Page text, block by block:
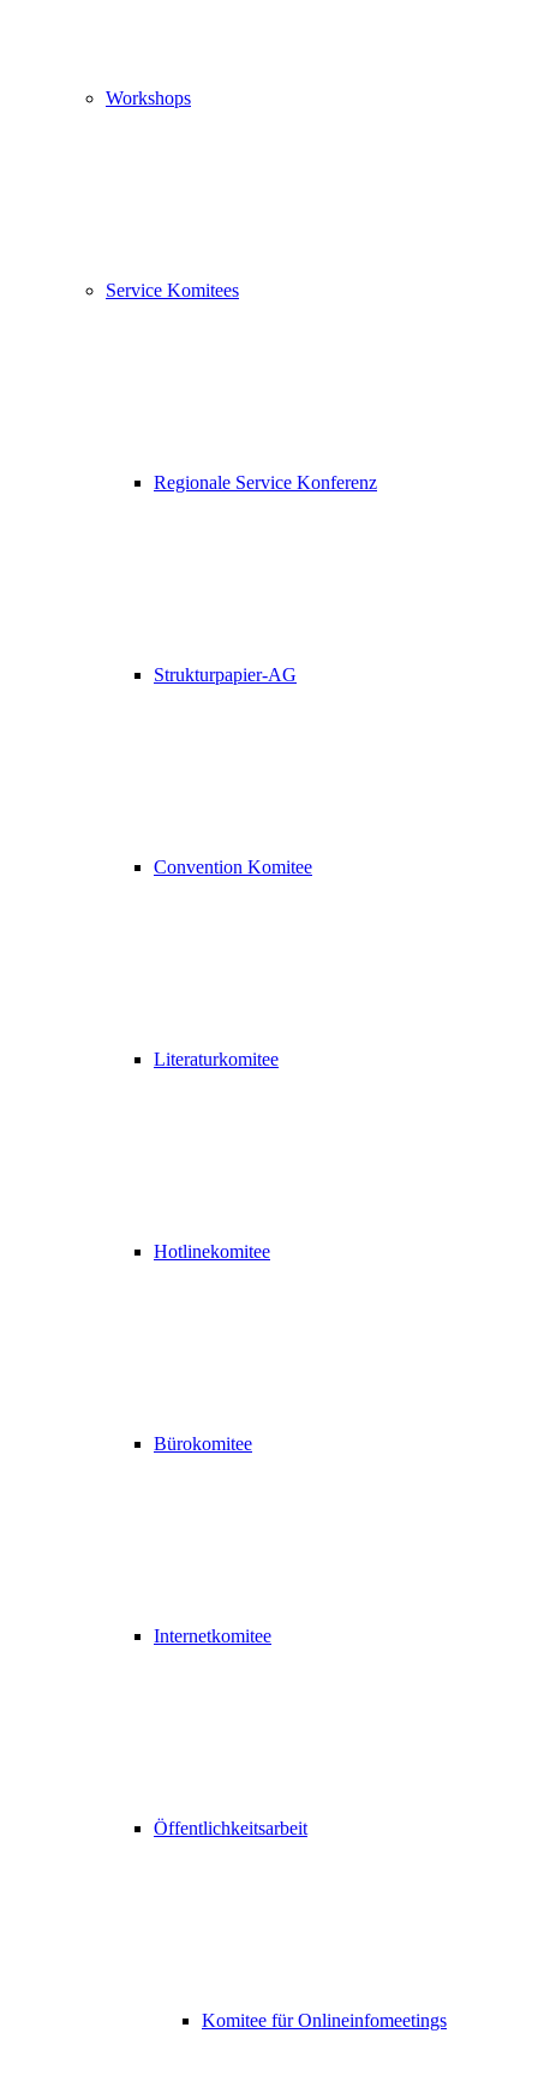
Workshops
Service Komitees
Regionale Service Konferenz
Strukturpapier-AG
Convention Komitee
Literaturkomitee
Hotlinekomitee
Bürokomitee
Internetkomitee
Öffentlichkeitsarbeit
Komitee für Onlineinfomeetings